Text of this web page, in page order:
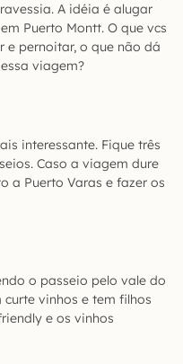
A idéia é alugar
Puerto Montt. O que vcs
e pernoitar, o que não dá
viagem?
interessante. Fique três
Caso a viagem dure
a Puerto Varas e fazer os
o passeio pelo vale do
vinhos e tem filhos
e os vinhos